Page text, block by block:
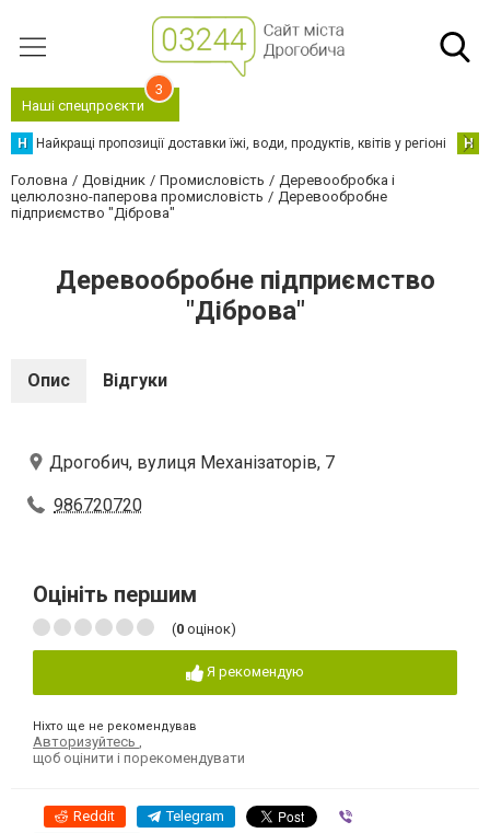
Наші спецпроєкти
3
Н Найкращі пропозиції доставки їжі, води, продуктів, квітів у регіоні Н
Головна Довідник Промисловість
Деревообробка і
целюлозно-паперова промисловість
Деревообробне
підприємство "Діброва"
Деревообробне підприємство
"Діброва"
Опис Відгуки
Дрогобич, вулиця Механізаторів, 7
986720720
Оцініть першим
(0 оцінок)
Я рекомендую
Ніхто ще не рекомендував
Авторизуйтесь
щоб оцінити і порекомендувати
Reddit Telegram